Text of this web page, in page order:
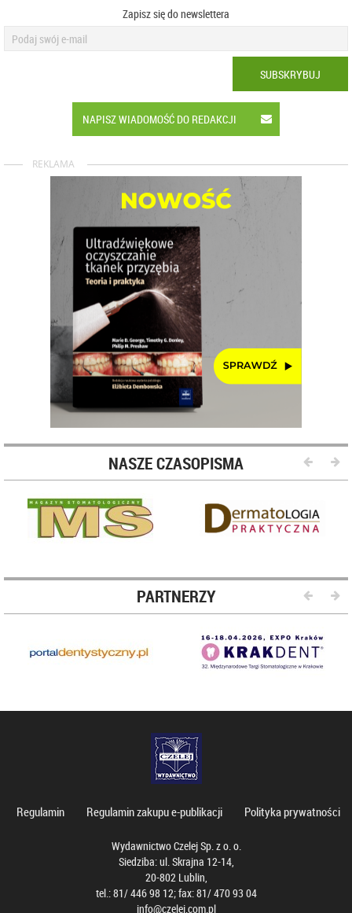
Zapisz się do newslettera
SUBSKRYBUJ
NAPISZ WIADOMOŚĆ DO REDAKCJI
REKLAMA
NASZE CZASOPISMA
PARTNERZY
Regulamin Regulamin zakupu e-publikacji Polityka prywatności
Wydawnictwo Czelej Sp. z o. o.
Siedziba: ul. Skrajna 12-14,
20-802 Lublin,
tel.: 81/ 446 98 12; fax: 81/ 470 93 04
info@czelej.com.pl